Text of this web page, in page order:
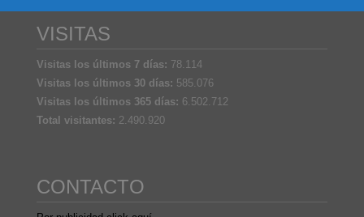
VISITAS
Visitas los últimos 7 días: 78.114
Visitas los últimos 30 días: 585.076
Visitas los últimos 365 días: 6.502.712
Total visitantes: 2.490.920
CONTACTO